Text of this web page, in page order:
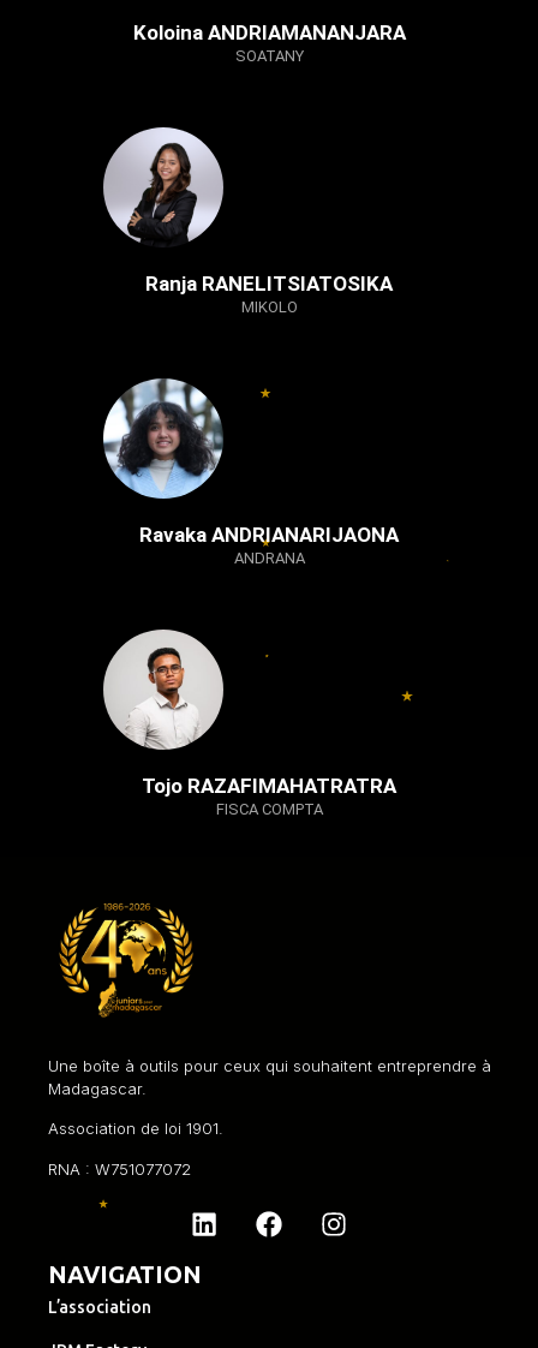
Koloina ANDRIAMANANJARA
SOATANY
Ranja RANELITSIATOSIKA
MIKOLO
Ravaka ANDRIANARIJAONA
ANDRANA
Tojo RAZAFIMAHATRATRA
FISCA COMPTA
Une boîte à outils pour ceux qui souhaitent entreprendre à
Madagascar.
Association de loi 1901.
RNA : W751077072
NAVIGATION
L’association